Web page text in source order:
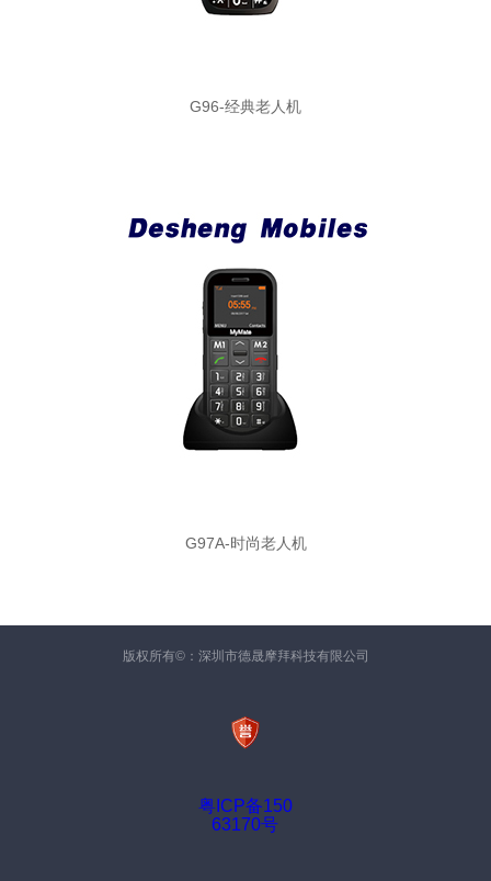
G96-经典老人机
G97A-时尚老人机
版权所有©：深圳市德晟摩拜科技有限公司
粤ICP备150
63170号